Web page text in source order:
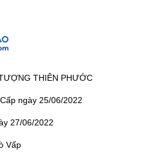
THIÊN PHƯỚC
ngày 25/06/2022
27/06/2022
Vấp